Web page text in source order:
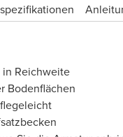
in Reichweite
Bodenflächen